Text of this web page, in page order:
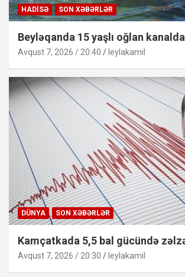
HADISƏ SON XƏBƏRLƏR
Beyləqanda 15 yaşlı oğlan
Avqust 7, 2026 / 20:40 leylakamil
DÜNYA SON XƏBƏRLƏR
Kamçatkada 5,5 bal gücündə
Avqust 7, 2026 / 20:30 leylakamil